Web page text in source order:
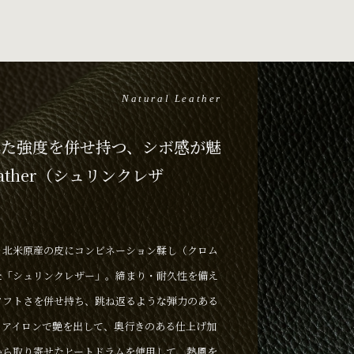
Natural Leather
強度を併せ持つ、シボ感が魅
（シュリンクレザ
米原産の皮にコンビネーション鞣し（クロム
シュリンクレザー」。締まり・耐久性を備え
トさを併せ持ち、跳ね返るような弾力のある
イロンで艶を出して、奥行きのある仕上げ加